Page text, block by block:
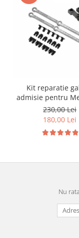
Kit reparatie
admisie pentru
Jeep Chrysler
230,00 Lei
180,00 Lei
Nu